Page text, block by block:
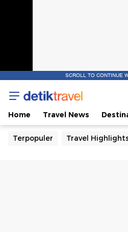
SCROLL TO CONTINUE
Home Travel News
Terpopuler Travel